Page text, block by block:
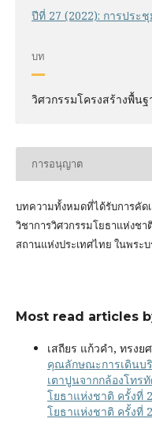
ปีที่ 27 (2022): การประ
บท
วิศวกรรมโครงสร้างพื้น
การอนุญาต
บทความทั้งหมดที่ได้รับการคัด
วิชาการวิศวกรรมโยธาแห่งช
สถานแห่งประเทศไทย ในพระ
Most read articles
เสถียร แก้วคำ, ทรงย
คุณลักษณะการเดินบ
เตาปูนจากกล้องโทร
โยธาแห่งชาติ ครั้งที่
โยธาแห่งชาติ ครั้งที่